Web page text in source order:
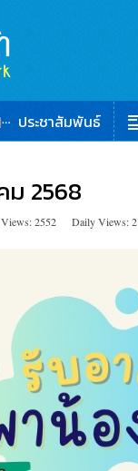
ประชาสัมพันธ์
ม 2568
2552 Daily Views: 2